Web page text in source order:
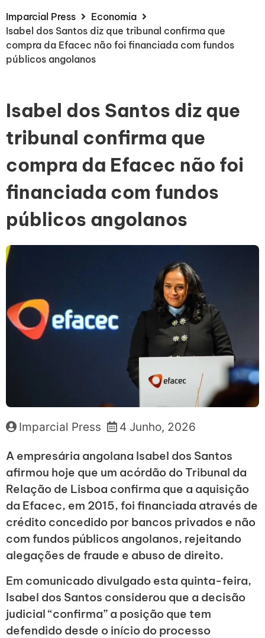
Imparcial Press
Economia
Isabel dos Santos diz que tribunal confirma que
compra da Efacec não foi financiada com fundos
públicos angolanos
Isabel dos Santos diz que
tribunal confirma que
compra da Efacec não foi
financiada com fundos
públicos angolanos
Imparcial Press 4 Junho, 2026
A empresária angolana Isabel dos Santos
afirmou hoje que um acórdão do Tribunal da
Relação de Lisboa confirma que a aquisição
da Efacec, em 2015, foi financiada através de
crédito concedido por bancos privados e não
com fundos públicos angolanos, rejeitando
alegações de fraude e abuso de direito.
Em comunicado divulgado esta quinta-feira,
Isabel dos Santos considerou que a decisão
judicial “confirma” a posição que tem
defendido desde o início do processo